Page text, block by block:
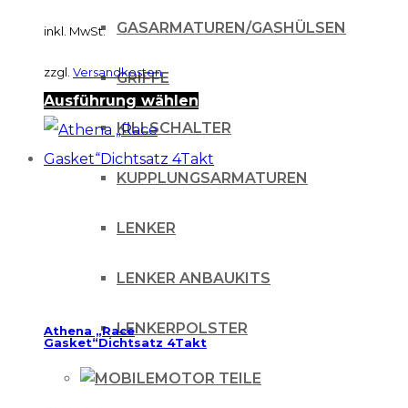
GASARMATUREN/GASHÜLSEN
GRIFFE
KILLSCHALTER
KUPPLUNGSARMATUREN
LENKER
LENKER ANBAUKITS
LENKERPOLSTER
MOTOR TEILE
inkl. MwSt.
zzgl. Versandkosten
Ausführung wählen
Produkt
weist
mehrere
Die
können
Athena „Race
Gasket“Dichtsatz 4Takt